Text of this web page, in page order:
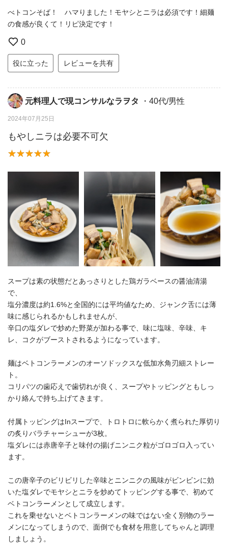
べトコンそば！ ハマりました！モヤシとニラは必須です！細麺
の食感が良くて！リピ決定です！
0
役に立った レビューを共有
元料理人で現コンサルなラヲタ ・40代/男性
2024年07月25日
もやしニラは必要不可欠
スープは素の状態だとあっさりとした鶏ガラベースの醤油清湯
で、
塩分濃度は約1.6%と全国的には平均値なため、ジャンク舌には薄
味に感じられるかもしれませんが、
辛口の塩ダレで炒めた野菜が加わる事で、味に塩味、辛味、キ
レ、コクがブーストされるようになっています。
麺はベトコンラーメンのオーソドックスな低加水角刃細ストレー
ト。
コリパツの歯応えで歯切れが良く、スープやトッピングともしっ
かり絡んで持ち上げてきます。
付属トッピングはInスープで、トロトロに軟らかく煮られた厚切り
の炙りバラチャーシューが3枚。
塩ダレには赤唐辛子と味付の揚げニンニク粒がゴロゴロ入ってい
ます。
この唐辛子のビリビリした辛味とニンニクの風味がビンビンに効
いた塩ダレでモヤシとニラを炒めてトッピングする事で、初めて
ベトコンラーメンとして成立します。
これを乗せないとベトコンラーメンの味ではない全く別物のラー
メンになってしまうので、面倒でも食材を用意してちゃんと調理
しましょう。